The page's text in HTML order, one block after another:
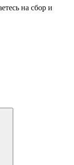
на сбор и